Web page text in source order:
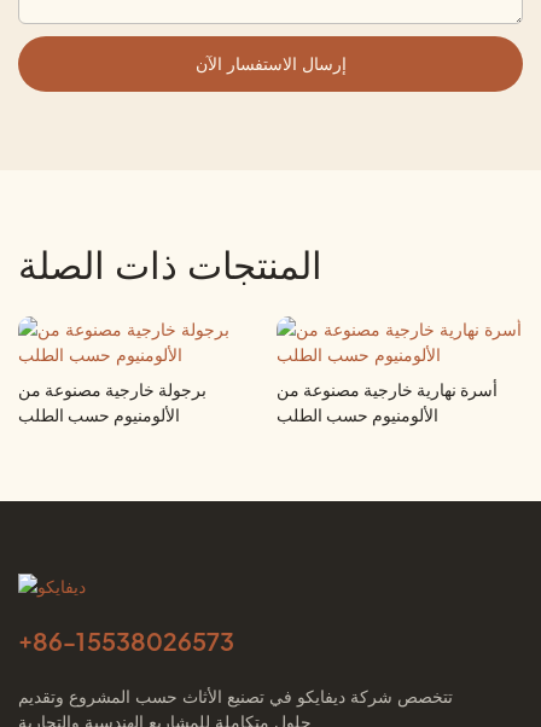
إرسال الاستفسار الآن
المنتجات ذات الصلة
برجولة خارجية مصنوعة من
الألومنيوم حسب الطلب
أسرة نهارية خارجية مصنوعة من
الألومنيوم حسب الطلب
+86-15538026573
تتخصص شركة ديفايكو في تصنيع الأثاث حسب المشروع وتقديم
حلول متكاملة للمشاريع الهندسية والتجارية